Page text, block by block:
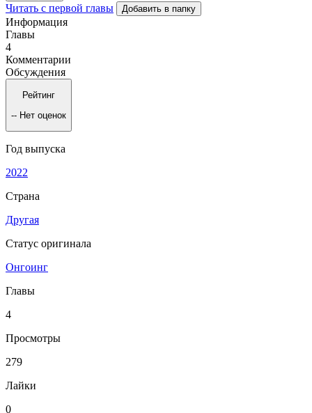
Читать с первой главы Добавить в папку
Информация
Главы
4
Комментарии
Обсуждения
Рейтинг
-- Нет оценок
Год выпуска
2022
Страна
Другая
Статус оригинала
Онгоинг
Главы
4
Просмотры
279
Лайки
0